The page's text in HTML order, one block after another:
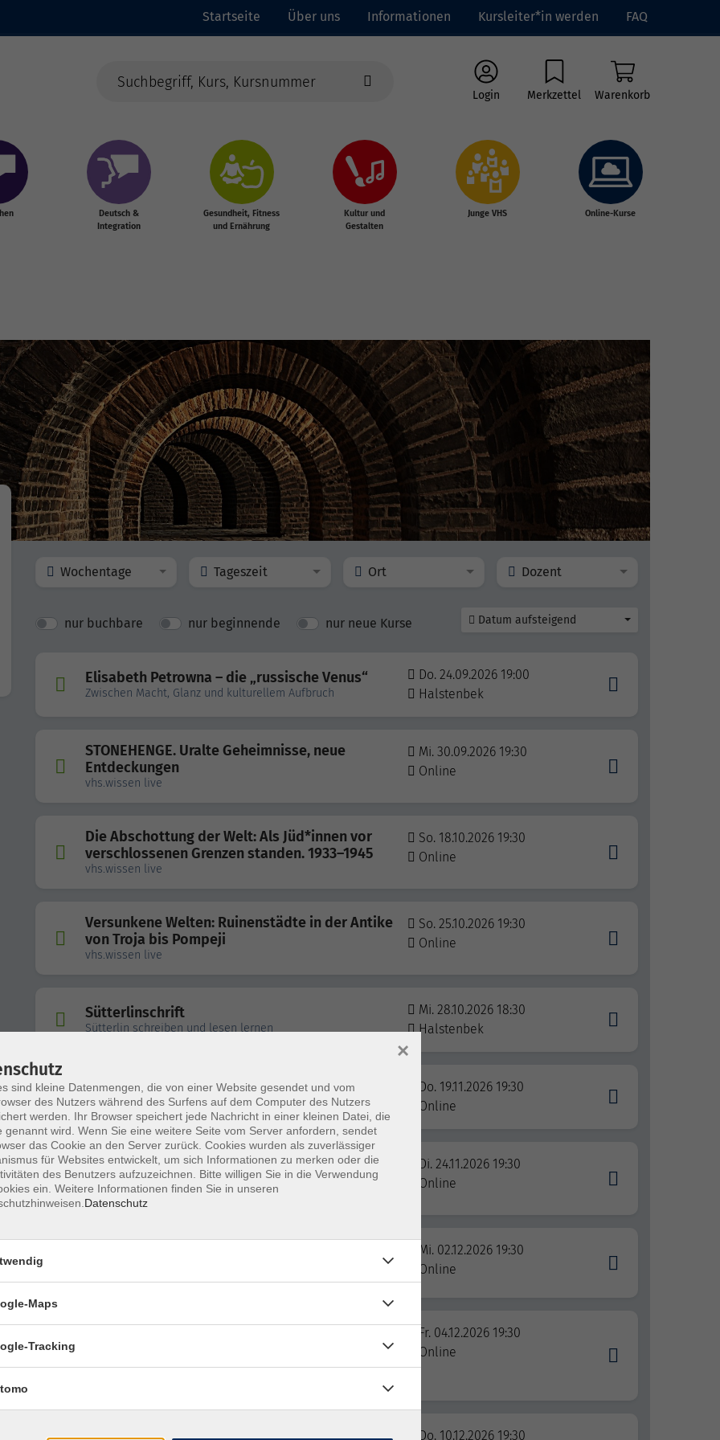
Startseite Über uns Informationen Kursleiter*in werden FAQ
Login Merkzettel Warenkorb
Deutsch &
Integration
Gesundheit, Fitness
und Ernährung
Kultur und
Gestalten
Junge VHS Online-Kurse
Wochentage Tageszeit Ort Dozent
nur buchbare nur beginnende nur neue Kurse Datum aufsteigend
Elisabeth Petrowna – die „russische Venus“
Zwischen Macht, Glanz und kulturellem Aufbruch
Do. 24.09.2026 19:00
Halstenbek
STONEHENGE. Uralte Geheimnisse, neue
Entdeckungen
vhs.wissen live
Mi. 30.09.2026 19:30
Online
Die Abschottung der Welt: Als Jüd*innen vor
verschlossenen Grenzen standen. 1933–1945
vhs.wissen live
So. 18.10.2026 19:30
Online
Versunkene Welten: Ruinenstädte in der Antike
von Troja bis Pompeji
vhs.wissen live
So. 25.10.2026 19:30
Online
Sütterlinschrift
Sütterlin schreiben und lesen lernen
Mi. 28.10.2026 18:30
Halstenbek
Franz Kafka und Prag
vhs.wissen live
Do. 19.11.2026 19:30
Online
Konrad Adenauer. Kanzler nach der
Katastrophe
vhs.wissen live
Di. 24.11.2026 19:30
Online
Mi. 02.12.2026 19:30
Online
Antike
Fr. 04.12.2026 19:30
Online
Rubens oder Rembrandt? Werke der
Do. 10.12.2026 19:30
sind kleine Datenmengen, die von einer Website gesendet und vom
des Nutzers während des Surfens auf dem Computer des Nutzers
werden. Ihr Browser speichert jede Nachricht in einer kleinen Datei, die
genannt wird. Wenn Sie eine weitere Seite vom Server anfordern, sendet
das Cookie an den Server zurück. Cookies wurden als zuverlässiger
für Websites entwickelt, um sich Informationen zu merken oder die
des Benutzers aufzuzeichnen. Bitte willigen Sie in die Verwendung
ein. Weitere Informationen finden Sie in unseren
Datenschutz
×
Maps
Tracking